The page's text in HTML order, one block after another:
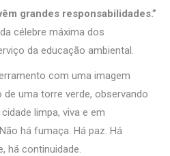
grandes responsabilidades.”
célebre máxima dos
da educação ambiental.
com uma imagem
uma torre verde, observando
limpa, viva e em
há fumaça. Há paz. Há
há continuidade.